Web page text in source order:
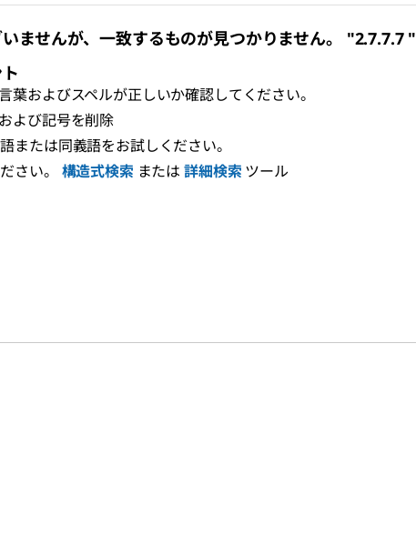
ませんが、一致するものが見つかりません。 "2.7.7.7 "
葉およびスペルが正しいか確認してください。
よび記号を削除
または同義語をお試しください。
さい。
構造式検索 または 詳細検索 ツール